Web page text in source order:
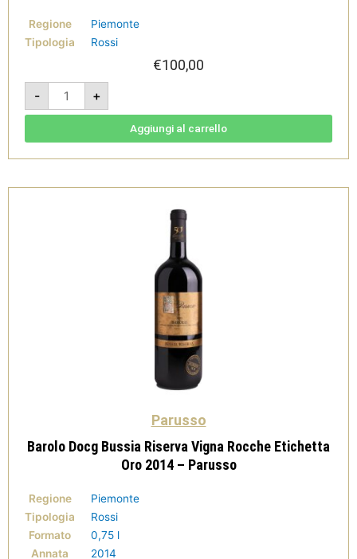
Regione
Piemonte
Tipologia
Rossi
€100,00
-
Barolo
DOCG
Bussia
Etichetta
Parusso
+
Aggiungi al carrello
Parusso
Barolo Docg Bussia Riserva Vigna Rocche Etichetta
Oro 2014 – Parusso
Regione
Piemonte
Tipologia
Rossi
Formato
0,75 l
Annata
2014